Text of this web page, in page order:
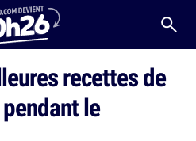
recettes de
le